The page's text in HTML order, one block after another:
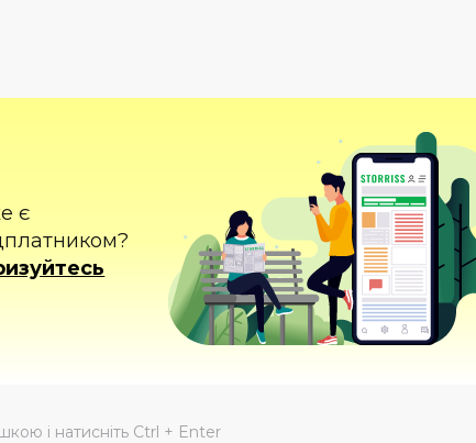
є
і натисніть Ctrl + Enter